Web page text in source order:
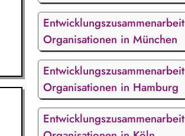
Entwicklungszusammenarbeit
Organisationen in München
Entwicklungszusammenarbeit
Organisationen in Hamburg
Entwicklungszusammenarbeit